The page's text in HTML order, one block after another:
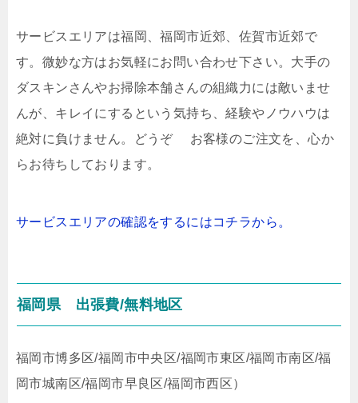
サービスエリアは福岡、福岡市近郊、佐賀市近郊で
す。微妙な方はお気軽にお問い合わせ下さい。大手の
ダスキンさんやお掃除本舗さんの組織力には敵いませ
んが、キレイにするという気持ち、経験やノウハウは
絶対に負けません。どうぞ お客様のご注文を、心か
らお待ちしております。
サービスエリアの確認をするにはコチラから。
福岡県 出張費/無料地区
福岡市博多区/福岡市中央区/福岡市東区/福岡市南区/福
岡市城南区/福岡市早良区/福岡市西区）